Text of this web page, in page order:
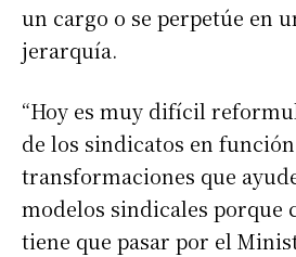
un cargo o se perpetúe en
jerarquía.
“Hoy es muy difícil
de los sindicatos en
transformaciones que
modelos sindicales porque
tiene que pasar por el